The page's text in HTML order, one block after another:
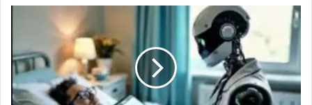
dans
plusieurs
villes
du
intelligence
artificielle
qui
établit